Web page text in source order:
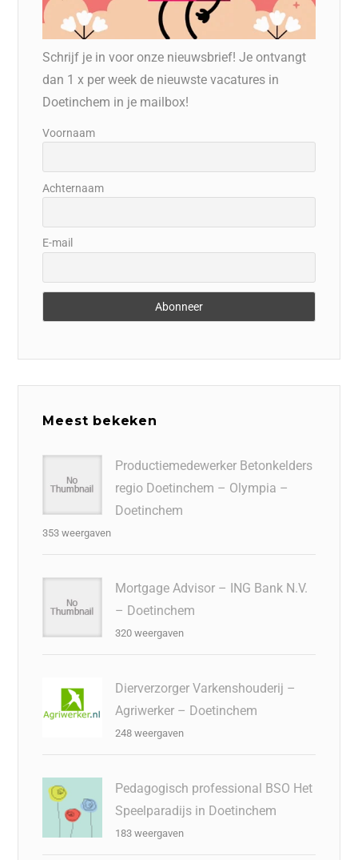
Schrijf je in voor onze nieuwsbrief! Je ontvangt
dan 1 x per week de nieuwste vacatures in
Doetinchem in je mailbox!
Voornaam
Achternaam
E-mail
Meest bekeken
Productiemedewerker Betonkelders
regio Doetinchem – Olympia –
Doetinchem
353 weergaven
Mortgage Advisor – ING Bank N.V.
– Doetinchem
320 weergaven
Dierverzorger Varkenshouderij –
Agriwerker – Doetinchem
248 weergaven
Pedagogisch professional BSO Het
Speelparadijs in Doetinchem
183 weergaven